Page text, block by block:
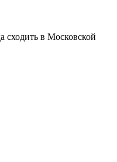
в Московской